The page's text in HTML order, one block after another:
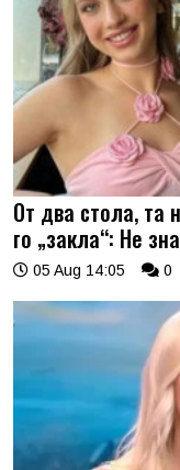
От два стола, та
го „закла“: Не
05 Aug 14:05 0